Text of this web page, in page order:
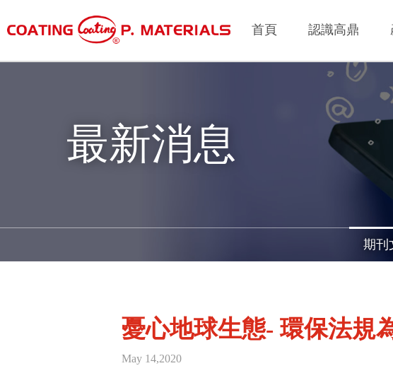
首頁 認識高鼎
最新消息
期刊
憂心地球生態- 環保法規
May 14,2020